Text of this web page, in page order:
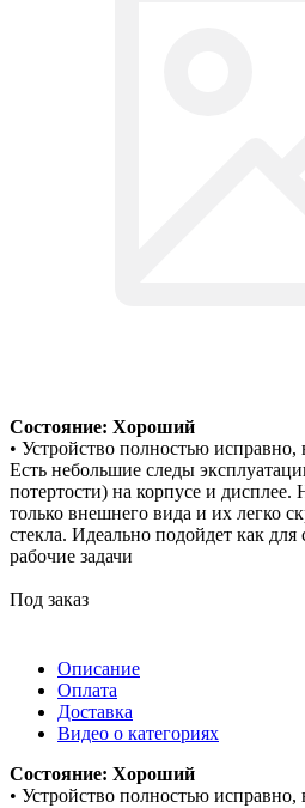
Состояние: Хороший
• Устройство полностью
Есть небольшие следы
потертости) на корпусе и дисплее.
только внешнего вида и их легко
стекла. Идеально подойдет как
рабочие задачи
Под заказ
Описание
Оплата
Доставка
Видео о категориях
Состояние: Хороший
• Устройство полностью